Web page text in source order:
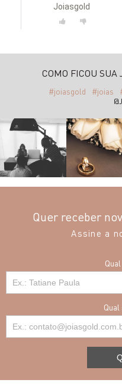
Joiasgold
COMO FICOU SUA
#joiasgold #joias
Quer receber
Assine a